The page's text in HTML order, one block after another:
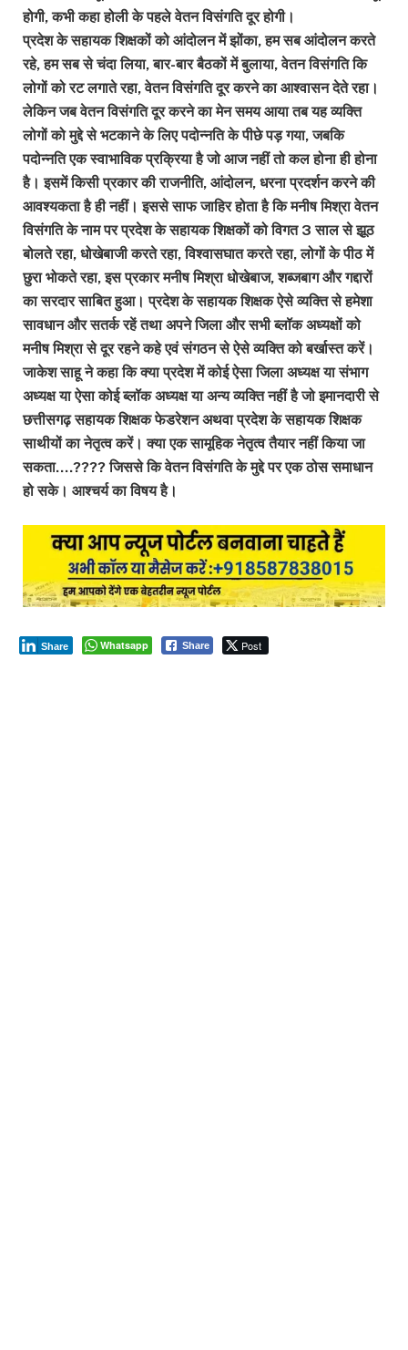
होगी, कभी कहा होली के पहले वेतन विसंगति दूर होगी।
प्रदेश के सहायक शिक्षकों को आंदोलन में झोंका, हम सब आंदोलन करते
रहे, हम सब से चंदा लिया, बार-बार बैठकों में बुलाया, वेतन विसंगति कि
लोगों को रट लगाते रहा, वेतन विसंगति दूर करने का आश्वासन देते रहा।
लेकिन जब वेतन विसंगति दूर करने का मेन समय आया तब यह व्यक्ति
लोगों को मुद्दे से भटकाने के लिए पदोन्नति के पीछे पड़ गया, जबकि
पदोन्नति एक स्वाभाविक प्रक्रिया है जो आज नहीं तो कल होना ही होना
है। इसमें किसी प्रकार की राजनीति, आंदोलन, धरना प्रदर्शन करने की
आवश्यकता है ही नहीं। इससे साफ जाहिर होता है कि मनीष मिश्रा वेतन
विसंगति के नाम पर प्रदेश के सहायक शिक्षकों को विगत 3 साल से झूठ
बोलते रहा, धोखेबाजी करते रहा, विश्वासघात करते रहा, लोगों के पीठ में
छुरा भोकते रहा, इस प्रकार मनीष मिश्रा धोखेबाज, शब्जबाग और गद्दारों
का सरदार साबित हुआ। प्रदेश के सहायक शिक्षक ऐसे व्यक्ति से हमेशा
सावधान और सतर्क रहें तथा अपने जिला और सभी ब्लॉक अध्यक्षों को
मनीष मिश्रा से दूर रहने कहे एवं संगठन से ऐसे व्यक्ति को बर्खास्त करें।
जाकेश साहू ने कहा कि क्या प्रदेश में कोई ऐसा जिला अध्यक्ष या संभाग
अध्यक्ष या ऐसा कोई ब्लॉक अध्यक्ष या अन्य व्यक्ति नहीं है जो इमानदारी से
छत्तीसगढ़ सहायक शिक्षक फेडरेशन अथवा प्रदेश के सहायक शिक्षक
साथीयों का नेतृत्व करें। क्या एक सामूहिक नेतृत्व तैयार नहीं किया जा
सकता….???? जिससे कि वेतन विसंगति के मुद्दे पर एक ठोस समाधान
हो सके। आश्चर्य का विषय है।
Whatsapp Share Post
Share